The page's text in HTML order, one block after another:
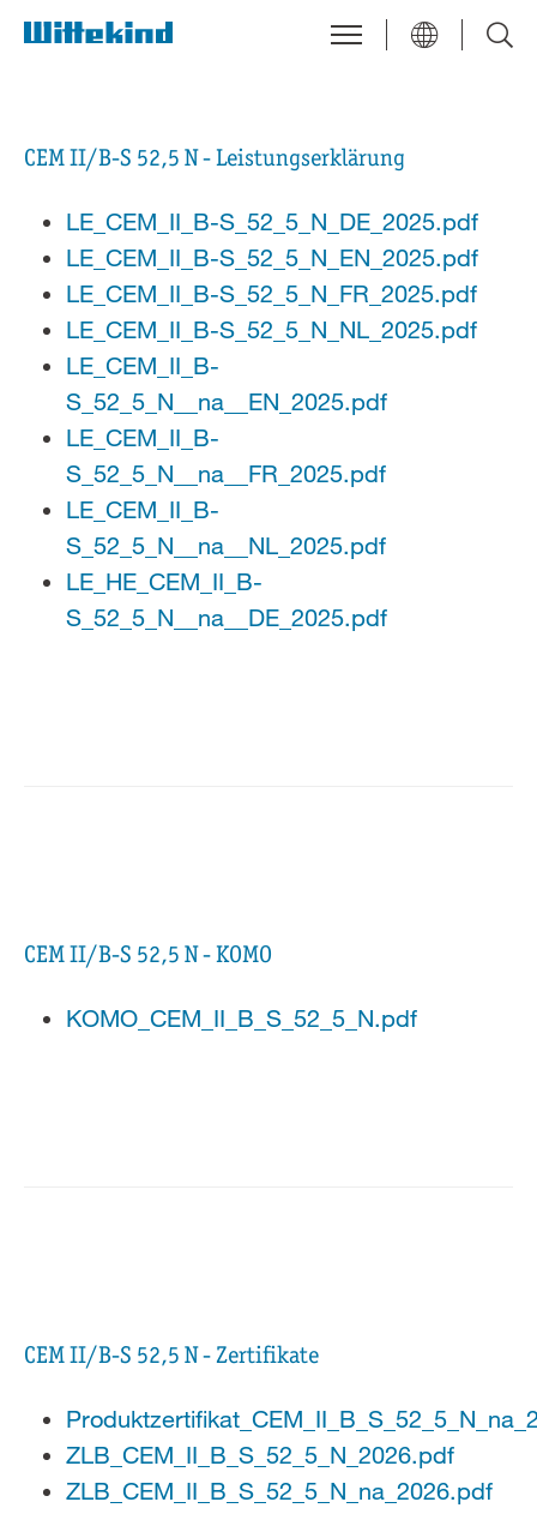
CEM II/B-S 52,5 N - Leistungserklärung
LE_CEM_II_B-S_52_5_N_DE_2025.pdf
LE_CEM_II_B-S_52_5_N_EN_2025.pdf
LE_CEM_II_B-S_52_5_N_FR_2025.pdf
LE_CEM_II_B-S_52_5_N_NL_2025.pdf
LE_CEM_II_B-
S_52_5_N__na__EN_2025.pdf
LE_CEM_II_B-
S_52_5_N__na__FR_2025.pdf
LE_CEM_II_B-
S_52_5_N__na__NL_2025.pdf
LE_HE_CEM_II_B-
S_52_5_N__na__DE_2025.pdf
CEM II/B-S 52,5 N - KOMO
KOMO_CEM_II_B_S_52_5_N.pdf
CEM II/B-S 52,5 N - Zertifikate
ZLB_CEM_II_B_S_52_5_N_2026.pdf
ZLB_CEM_II_B_S_52_5_N_na_2026.pdf